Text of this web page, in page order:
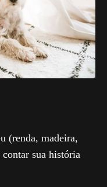
(renda, madeira,
sua história